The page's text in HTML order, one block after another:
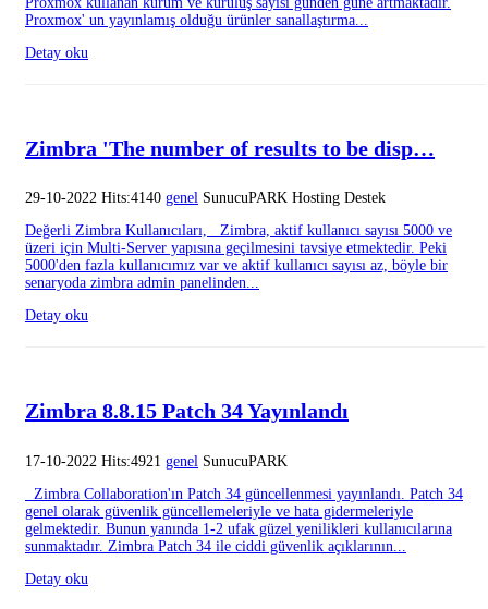
Proxmox' un yayınlamış olduğu ürünler sanallaştırma...
Detay oku
Zimbra 'The number of results to be disp…
29-10-2022 Hits:4140 genel SunucuPARK Hosting Destek
Değerli Zimbra Kullanıcıları, Zimbra, aktif kullanıcı sayısı 5000 ve
üzeri için Multi-Server yapısına geçilmesini tavsiye etmektedir. Peki
5000'den fazla kullanıcımız var ve aktif kullanıcı sayısı az, böyle bir
senaryoda zimbra admin panelinden...
Detay oku
Zimbra 8.8.15 Patch 34 Yayınlandı
17-10-2022 Hits:4921 genel SunucuPARK
Zimbra Collaboration'ın Patch 34 güncellenmesi yayınlandı. Patch 34
genel olarak güvenlik güncellemeleriyle ve hata gidermeleriyle
gelmektedir. Bunun yanında 1-2 ufak güzel yenilikleri kullanıcılarına
sunmaktadır. Zimbra Patch 34 ile ciddi güvenlik açıklarının...
Detay oku